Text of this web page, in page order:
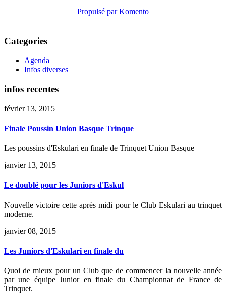
Propulsé par Komento
Categories
Agenda
Infos diverses
infos recentes
février 13, 2015
Finale Poussin Union Basque Trinque
Les poussins d'Eskulari en finale de Trinquet Union Basque
janvier 13, 2015
Le doublé pour les Juniors d'Eskul
Nouvelle victoire cette après midi pour le Club Eskulari au trinquet
moderne.
janvier 08, 2015
Les Juniors d'Eskulari en finale du
Quoi de mieux pour un Club que de commencer la nouvelle année
par une équipe Junior en finale du Championnat de France de
Trinquet.